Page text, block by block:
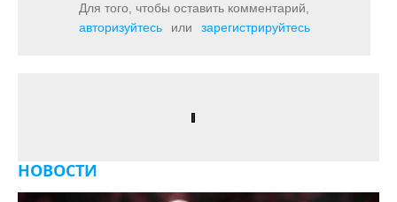
Для того, чтобы оставить комментарий,
авторизуйтесь
или зарегистрируйтесь
НОВОСТИ